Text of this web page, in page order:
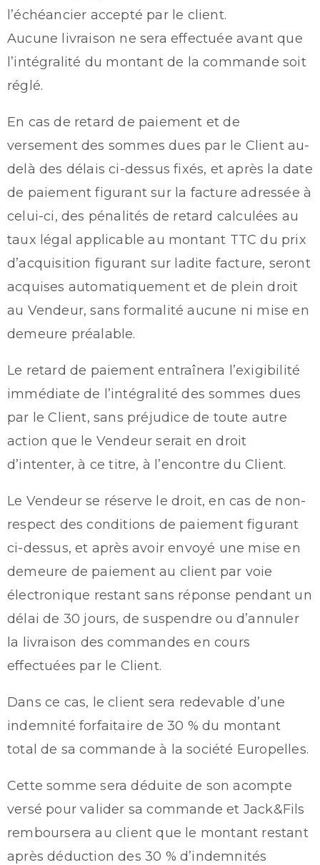
l’échéancier accepté par le client.
Aucune livraison ne sera effectuée avant que
l’intégralité du montant de la commande soit
réglé.
En cas de retard de paiement et de
versement des sommes dues par le Client au-
delà des délais ci-dessus fixés, et après la date
de paiement figurant sur la facture adressée à
celui-ci, des pénalités de retard calculées au
taux légal applicable au montant TTC du prix
d’acquisition figurant sur ladite facture, seront
acquises automatiquement et de plein droit
au Vendeur, sans formalité aucune ni mise en
demeure préalable.
Le retard de paiement entraînera l’exigibilité
immédiate de l’intégralité des sommes dues
par le Client, sans préjudice de toute autre
action que le Vendeur serait en droit
d’intenter, à ce titre, à l’encontre du Client.
Le Vendeur se réserve le droit, en cas de non-
respect des conditions de paiement figurant
ci-dessus, et après avoir envoyé une mise en
demeure de paiement au client par voie
électronique restant sans réponse pendant un
délai de 30 jours, de suspendre ou d’annuler
la livraison des commandes en cours
effectuées par le Client.
Dans ce cas, le client sera redevable d’une
indemnité forfaitaire de 30 % du montant
total de sa commande à la société Europelles.
Cette somme sera déduite de son acompte
versé pour valider sa commande et Jack&Fils
remboursera au client que le montant restant
après déduction des 30 % d’indemnités